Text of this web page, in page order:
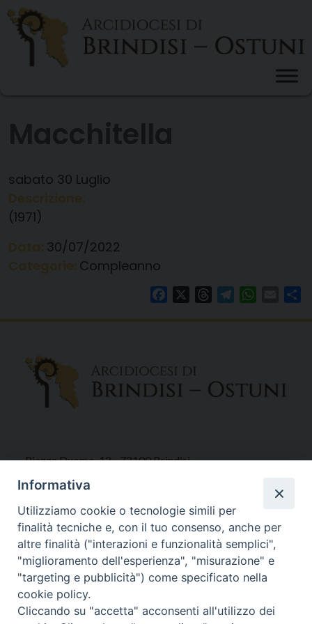
Skip
content
sabato 30 Luglio
(1971)
30/07/2022
Compleanno
FacebookThreadsTelegram Email
Piazza Duomo, 12 - 72100 Brindisi
Tel 0831.521958
Fax 0831.528315
Orari Curia
Mar. / Mer. / Giov. ore 9 - 13
nei mesi estivi solo Martedì ore 9 - 13
Informativa
Utilizziamo cookie o tecnologie simili per
finalità tecniche e, con il tuo consenso, anche per
altre finalità ("interazioni e funzionalità semplici",
"miglioramento dell'esperienza", "misurazione" e
"targeting e pubblicità") come specificato nella
cookie policy.
Cliccando su "accetta" acconsenti all'utilizzo dei